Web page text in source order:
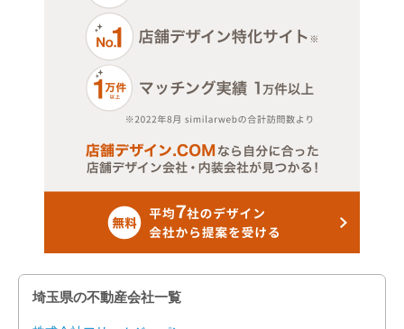
埼玉県の不動産会社一覧